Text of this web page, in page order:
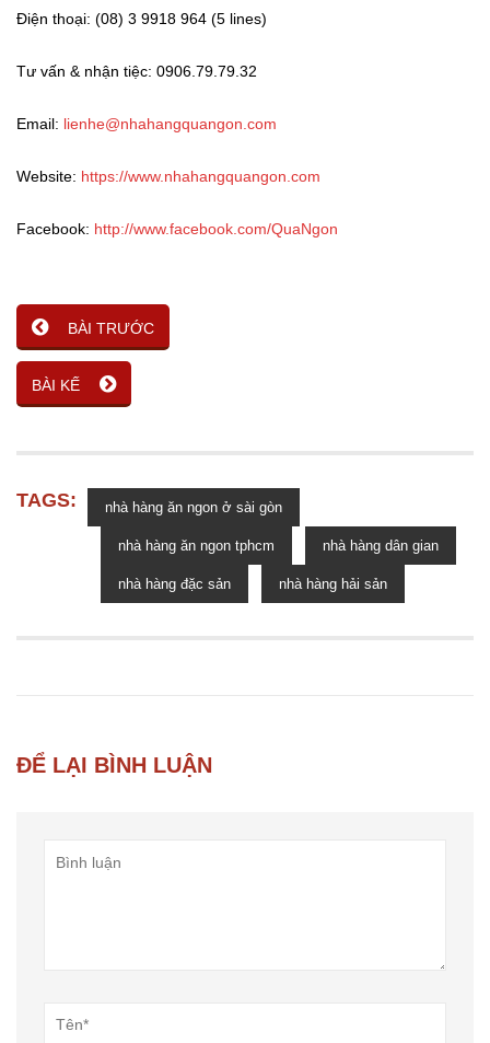
Điện thoại: (08) 3 9918 964 (5 lines)
Tư vấn & nhận tiệc: 0906.79.79.32
Email: lienhe@nhahangquangon.com
Website: https://www.nhahangquangon.com
Facebook: http://www.facebook.com/QuaNgon
BÀI TRƯỚC
BÀI KẾ
TAGS: nhà hàng ăn ngon ở sài gòn
nhà hàng ăn ngon tphcm nhà hàng dân gian
nhà hàng đặc sản nhà hàng hải sản
ĐỂ LẠI BÌNH LUẬN